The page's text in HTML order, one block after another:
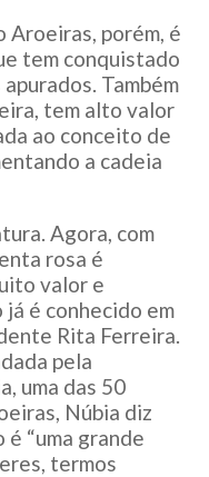
Aroeiras, porém, é
tem conquistado
Também
tem alto valor
ao conceito de
a cadeia
Agora, com
rosa é
valor e
é conhecido em
Rita Ferreira.
pela
uma das 50
Núbia diz
“uma grande
termos